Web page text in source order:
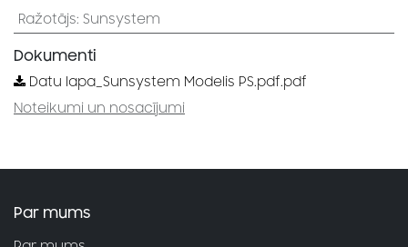
Ražotājs: Sunsystem
Dokumenti
Datu lapa_Sunsystem Modelis PS.pdf.pdf
Noteikumi un nosacījumi
Par mums